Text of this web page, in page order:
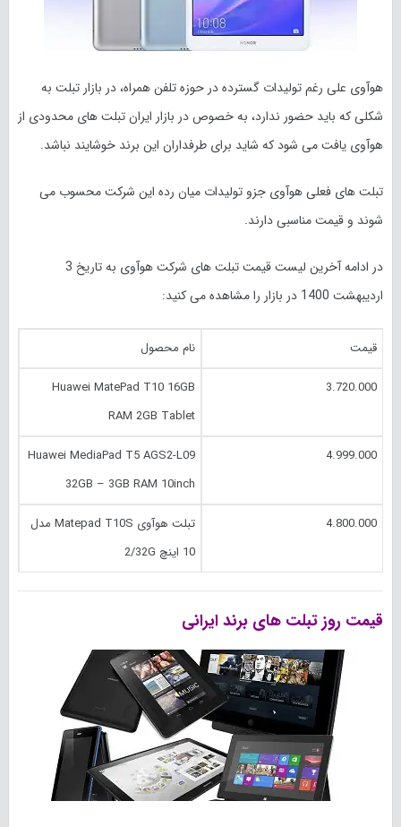
هوآوی علی رغم تولیدات گسترده در حوزه تلفن همراه، در بازار تبلت به
شکلی که باید حضور ندارد، به خصوص در بازار ایران تبلت های محدودی از
هوآوی یافت می شود که شاید برای طرفداران این برند خوشایند نباشد.
تبلت های فعلی هوآوی جزو تولیدات میان رده این شرکت محسوب می
شوند و قیمت مناسبی دارند.
در ادامه آخرین لیست قیمت تبلت های شرکت هوآوی به تاریخ 3
اردیبهشت 1400 در بازار را مشاهده می کنید:
قیمت نام محصول
3.720.000
Huawei MatePad T10 16GB
RAM 2GB Tablet
4.999.000
Huawei MediaPad T5 AGS2-L09
32GB – 3GB RAM 10inch
4.800.000
تبلت هوآوی Matepad T10S مدل
10 اینچ 2/32G
قیمت روز تبلت های برند‌ ایرانی